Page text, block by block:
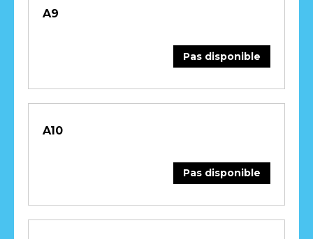
A9
Pas disponible
A10
Pas disponible